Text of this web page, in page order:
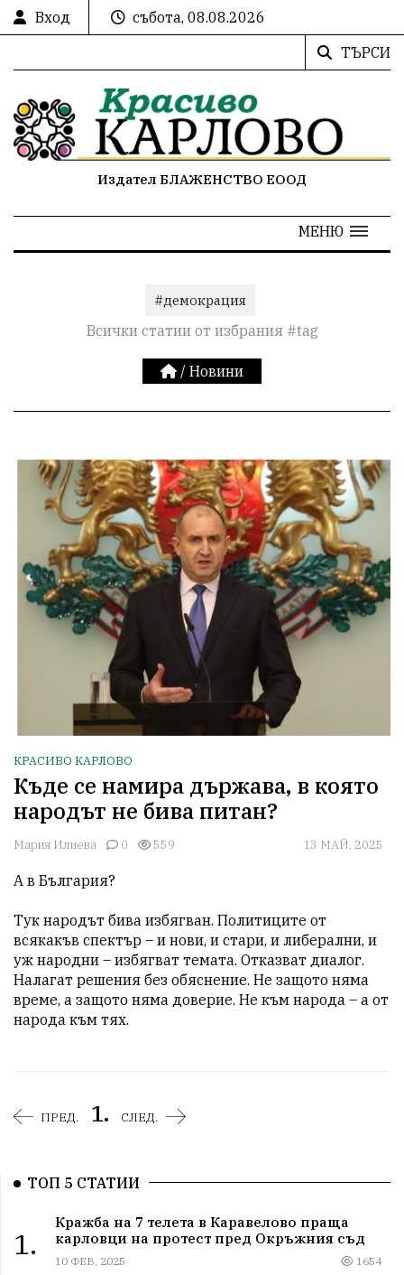
Вход
събота, 08.08.2026
ТЪРСИ
Издател БЛАЖЕНСТВО ЕООД
МЕНЮ
#демокрация
Всички статии от избрания #tag
/ Новини
КРАСИВО КАРЛОВО
Къде се намира държава, в която
народът не бива питан?
Мария Илиева 0 559 13 МАЙ, 2025
А в България?
Тук народът бива избягван. Политиците от
всякакъв спектър – и нови, и стари, и либерални, и
уж народни – избягват темата. Отказват диалог.
Налагат решения без обяснение. Не защото няма
време, а защото няма доверие. Не към народа – а от
народа към тях.
ПРЕД. 1. СЛЕД.
ТОП 5 СТАТИИ
1.
Кражба на 7 телета в Каравелово праща
карловци на протест пред Окръжния съд
10 ФЕВ, 2025 1654